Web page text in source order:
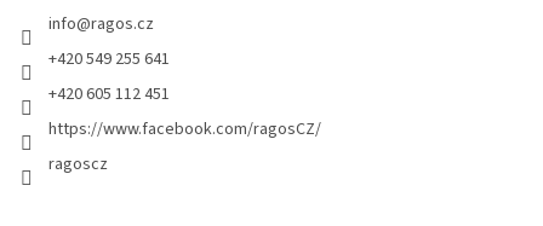
info@ragos.cz
+420 549 255 641
+420 605 112 451
https://www.facebook.com/ragosCZ/
ragoscz